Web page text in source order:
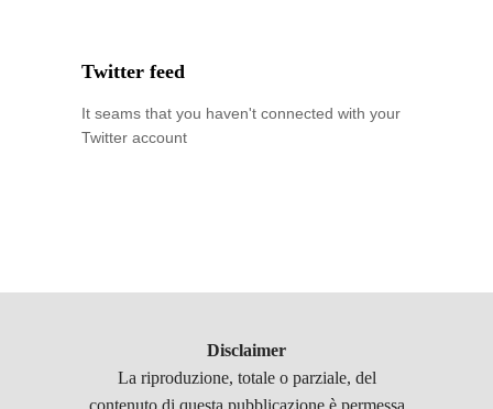
Twitter feed
It seams that you haven't connected with your
Twitter account
Disclaimer
La riproduzione, totale o parziale, del
contenuto di questa pubblicazione è permessa